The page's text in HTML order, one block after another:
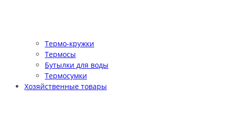
Термо-кружки
Термосы
Бутылки для воды
Термосумки
Хозяйственные товары